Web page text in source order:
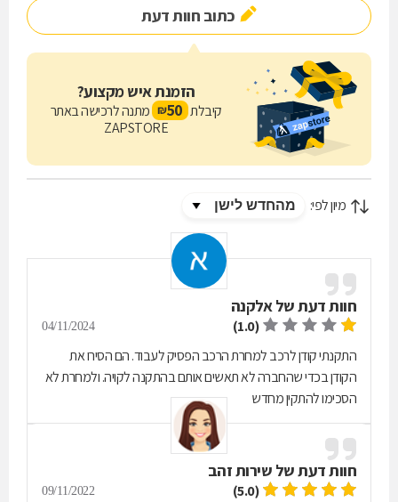
כתוב חוות דעת
הזמנת איש מקצוע?
קיבלת 50
₪ מתנה לרכישה באתר
ZAPSTORE
מיון לפי:
חוות דעת שלאלקנה
(1.0)
04/11/2024
התקנתי קודן לרכב למחרת הרכב הפסיק לעבוד. הם הסירו את
הקודן בכדי שהחברה לא תאשים אותם בהתקנה לקויה. ולמחרת לא
הסכימו להתקין מחדש
חוות דעת של שירות זהב
(5.0)
09/11/2022